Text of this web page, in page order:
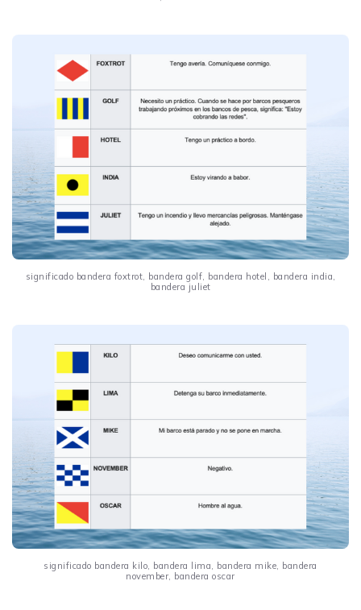
significado bandera foxtrot, bandera golf, bandera hotel, bandera india,
bandera juliet
significado bandera kilo, bandera lima, bandera mike, bandera
november, bandera oscar